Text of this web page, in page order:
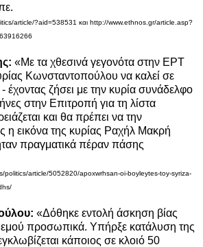
article/?aid=538531 και http://www.ethnos.gr/article.asp?
«Με τα χθεσινά γεγονότα στην ΕΡΤ
Κωνσταντοπούλου να καλεί σε
έχοντας ζήσει με την κυρία συνάδελφο
στην Επιτροπή για τη λίστα
και θα πρέπει να την
η εικόνα της κυρίας Ραχήλ Μακρή
πραγματικά πέραν πάσης
politics/article/5052820/apoxwrhsan-oi-boyleytes-toy-syriza-
«Δόθηκε εντολή άσκηση βίας
εμού προσωπικά. Υπήρξε κατάλυση της
κάποιος σε κλοιό 50